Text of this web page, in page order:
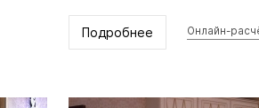
Подробнее Онлайн-